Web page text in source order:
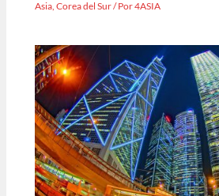
Asia,Corea del Sur/ Por4ASIA